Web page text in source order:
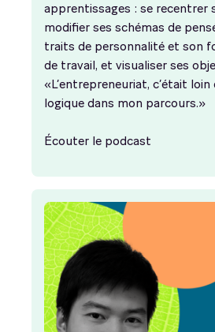
apprentissages : se recentrer
modifier ses schémas de
traits de personnalité et son
de travail, et visualiser ses
«L’entrepreneuriat, c’était loin
logique dans mon parcours.»
Écouter le podcast